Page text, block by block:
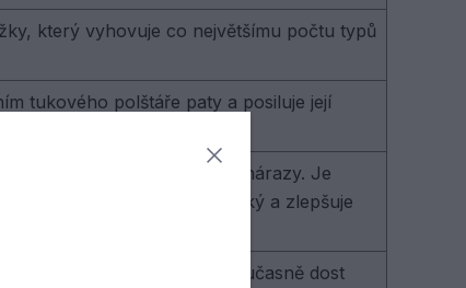
který vyhovuje co největšímu počtu typů
tukového polštáře paty a posiluje její
který absorbuje škodlivé nárazy. Je
Tento materiál je velmi lehký a zlepšuje
jako "mrtvý plast", ale je současně dost